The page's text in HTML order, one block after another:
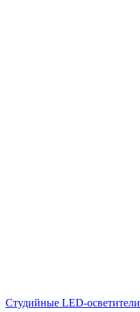
Студийные LED-осветители